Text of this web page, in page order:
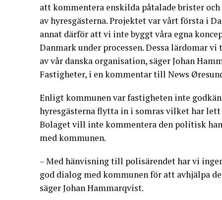
att kommentera enskilda påtalade brister
av hyresgästerna. Projektet var vårt första i
annat därför att vi inte byggt våra egna
Danmark under processen. Dessa lärdomar
av vår danska organisation, säger Johan
Fastigheter, i en kommentar till News
Enligt kommunen var fastigheten inte
hyresgästerna flytta in i somras vilket har
Bolaget vill inte kommentera den politisk
med kommunen.
– Med hänvisning till polisärendet har vi
god dialog med kommunen för att avhjälpa
säger Johan Hammarqvist.